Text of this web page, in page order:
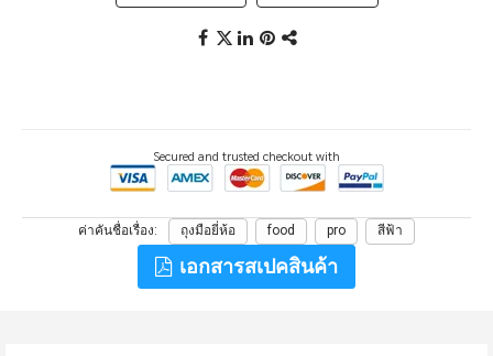
Secured and trusted checkout with
ค่าคันชื่อเรื่อง ถุงมือยี่ห้อ food pro สีฟ้า
เอกสารสเปคสินค้า